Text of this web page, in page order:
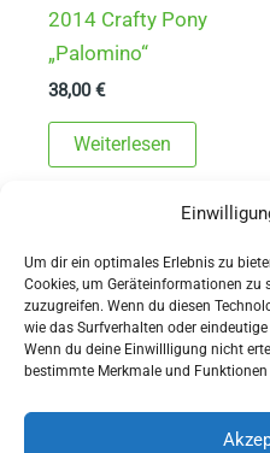
Um dir ein optimales Erlebnis zu
Cookies, um Geräteinformationen zu
zuzugreifen. Wenn du diesen
wie das Surfverhalten oder
Wenn du deine Einwillligung nicht
bestimmte Merkmale und
2014 Crafty Pony
„Palomino“
38,00€
Weiterlesen